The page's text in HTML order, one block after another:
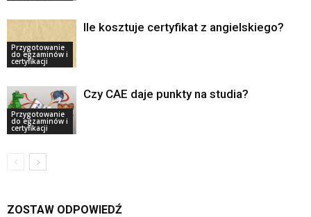
Przygotowanie
do egzaminów i
certyfikacji
Ile kosztuje certyfikat z angielskiego?
Przygotowanie
do egzaminów i
certyfikacji
Czy CAE daje punkty na studia?
ZOSTAW ODPOWIEDŹ